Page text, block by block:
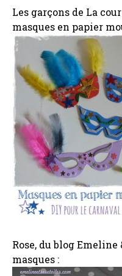
Les garçons de La
masques en papier
Rose, du blog
masques :